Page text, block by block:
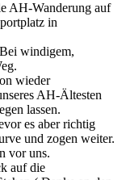
AH-Wanderung auf
in
windigem,
wieder
AH-Ältesten
lassen.
es aber richtig
und zogen weiter.
vor uns.
auf die